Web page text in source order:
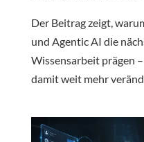
Der Beitrag zeigt,
und Agentic AI die
Wissensarbeit prägen
damit weit mehr